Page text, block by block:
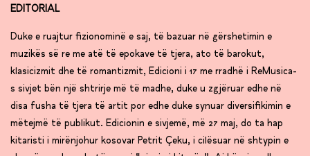
EDITORIAL
Duke e ruajtur fizionominë e saj, të bazuar në gërshetimin e
muzikës së re me atë të epokave të tjera, ato të barokut,
klasicizmit dhe të romantizmit, Edicioni i 17 me rradhë i ReMusica-
s sivjet bën një shtrirje më të madhe, duke u zgjëruar edhe në
disa fusha të tjera të artit por edhe duke synuar diversifikimin e
mëtejmë të publikut. Edicionin e sivjemë, më 27 maj, do ta hap
kitaristi i mirënjohur kosovar Petrit Çeku, i cilësuar në shtypin e